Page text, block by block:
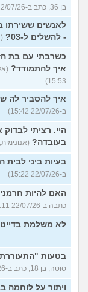
בן 36, כתב ב-22/07/26 16:13)
לאנשים ששירתו
- להשלים ל-03?
כשרבתי עם בת
איך להתמודד?
15:53)
איך להסביר לה
ב-22/07/26 15:42)
היי. רציתי
בעובדה? (אנונימית, בת 18, כתבה ב-
בעיות ביני לבית
ב-22/07/26 15:22)
האם להיות
כתבה ב-22/07/26 15:11)
לא משלמת
בטעות
סוטה, בן 18, כתב ב-22/07/26 14:51)
ויתור על לוחמה